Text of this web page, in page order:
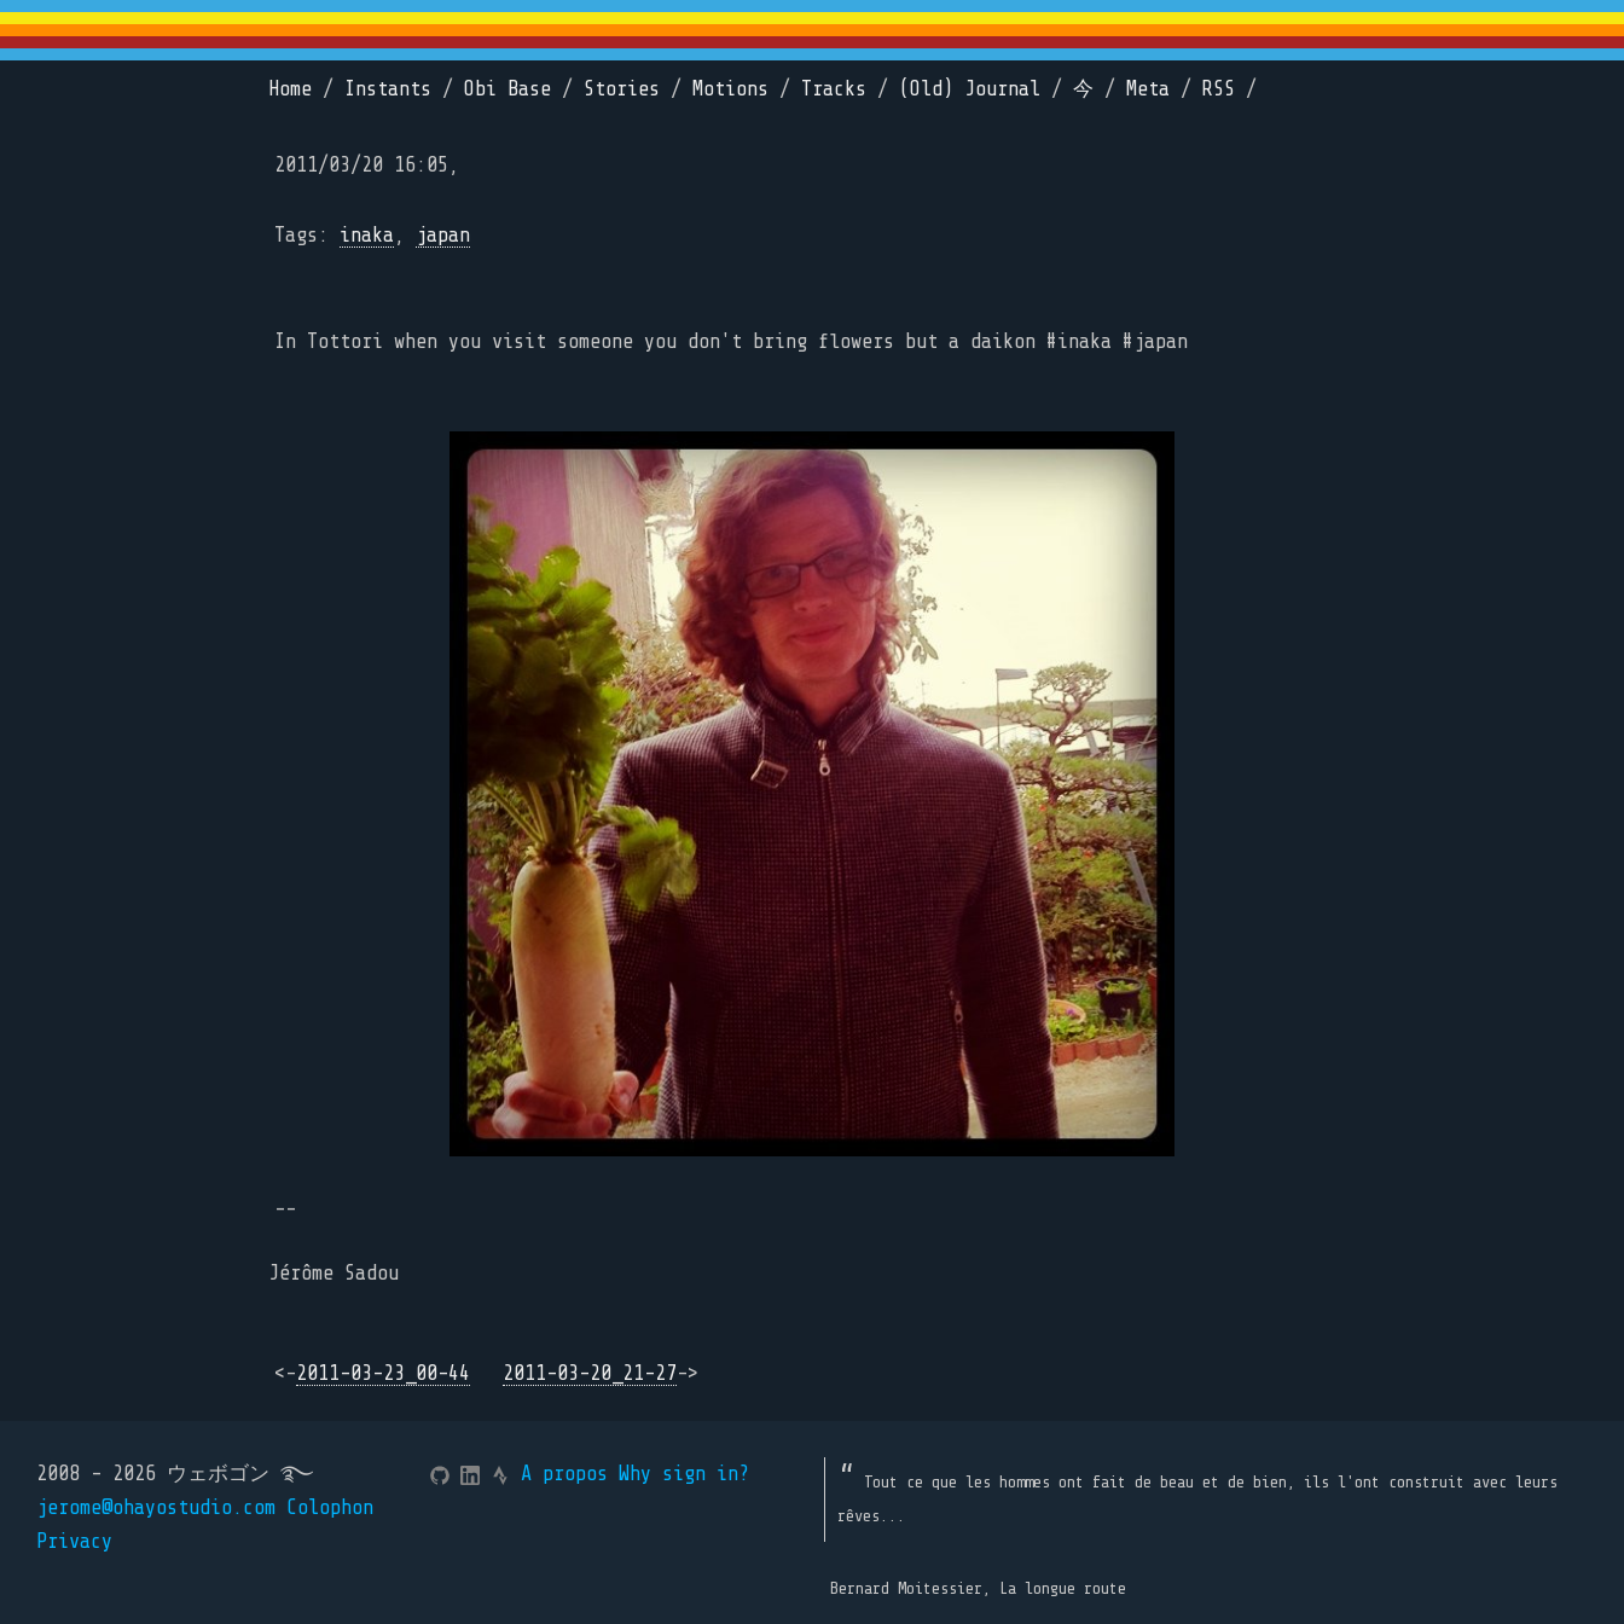
Home / Instants / Obi Base / Stories / Motions / Tracks / (Old) Journal / 今 / Meta / RSS /
2011/03/20 16:05,
Tags: inaka , japan
In Tottori when you visit someone you don't bring flowers but a daikon #inaka #japan
--
Jérôme Sadou
<-2011-03-23_00-44 2011-03-20_21-27->
2008 - 2026 ウェボゴン ࿐
jerome@ohayostudio.com Colophon
Privacy
A propos Why sign in?
Tout ce que les hommes ont fait de beau et de bien, ils l'ont construit avec leurs
rêves...
Bernard Moitessier, La longue route